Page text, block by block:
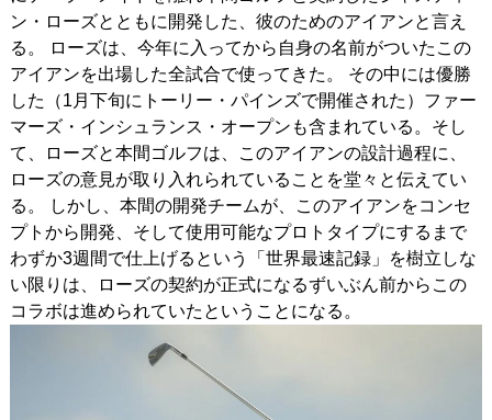
ン・ローズとともに開発した、彼のためのアイアンと言え
る。 ローズは、今年に入ってから自身の名前がついたこの
アイアンを出場した全試合で使ってきた。 その中には優勝
した（1月下旬にトーリー・パインズで開催された）ファー
マーズ・インシュランス・オープンも含まれている。そし
て、ローズと本間ゴルフは、このアイアンの設計過程に、
ローズの意見が取り入れられていることを堂々と伝えてい
る。 しかし、本間の開発チームが、このアイアンをコンセ
プトから開発、そして使用可能なプロトタイプにするまで
わずか3週間で仕上げるという「世界最速記録」を樹立しな
い限りは、ローズの契約が正式になるずいぶん前からこの
コラボは進められていたということになる。